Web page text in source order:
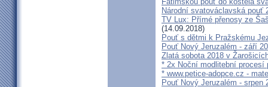
Národní svatováclavská pouť
TV Lux: Přímé přenosy ze
(14.09.2018)
Pouť s dětmi k Pražskému
Pouť Nový Jeruzalém - září
Zlatá sobota 2018 v
* 2x Noční modlitební
* www.petice-adopce.cz -
Pouť Nový Jeruzalém - srpen